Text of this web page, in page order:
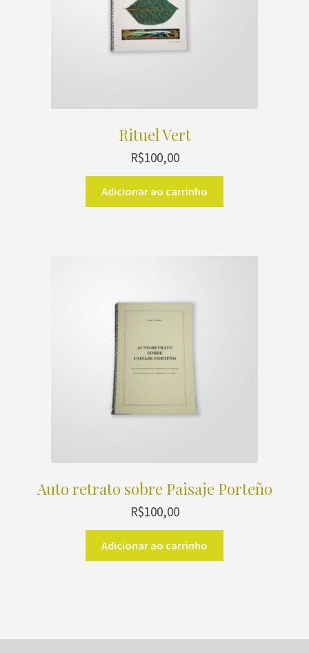
Rituel Vert
R$100,00
Adicionar ao carrinho
Auto retrato sobre Paisaje Porteño
R$100,00
Adicionar ao carrinho